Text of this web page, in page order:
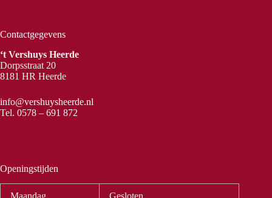
Contactgegevens
‘t Vershuys Heerde
Dorpsstraat 20
8181 HR Heerde
info@vershuysheerde.nl
Tel. 0578 – 691 872
Openingstijden
Maandag Gesloten